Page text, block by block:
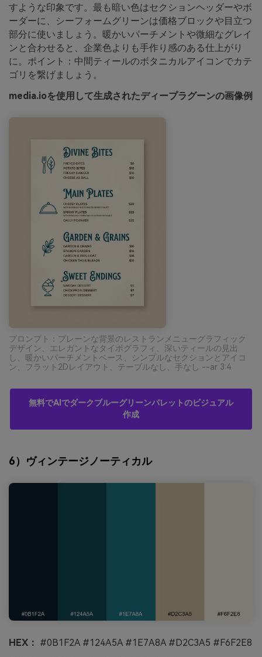
すような印象です。最も暗い色はセクションヘッダーやボ
ーダーに、シーフォームグリーンは価格ブロックや目立つ
部分に使いましょう。暖かいパーチメントや微細なグレイ
ンと合わせると、企業色よりも手作り感のある仕上がり
に。ポイント：中間ティールのボタニカルアイコンでカテ
ゴリを繋げましょう。
media.ioを使用して生成されたディープラグーンの画像例
プロンプト：プレーンな背景のレストランメニューグラフィック
デザイン、エレガントなタイポグラフィ、深いティールの見出
し、暖かいパーチメントベース、シンプルなセクションとアイコ
ン、フラット2Dレイアウト、テーブルなし、手なし --ar 3:4
無料でAIでダークブルーグリーンパレットのビジュアル
作成
6）ヴィンテージノーティカル
HEX： #0B1F2A #124A5A #1E7A8A #D2C3A5 #F6F2E8